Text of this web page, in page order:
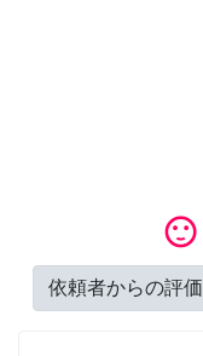
sentiment_satisfied
依頼者からの評価